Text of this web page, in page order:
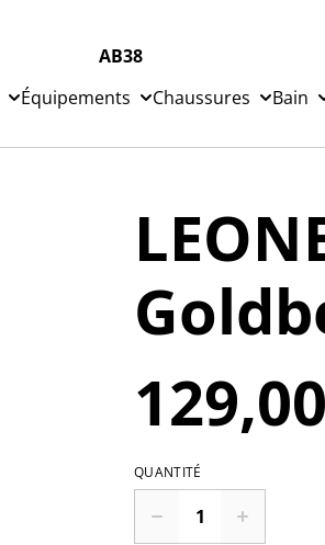
AB38
Équipements Chaussures Bain
QUANTITÉ